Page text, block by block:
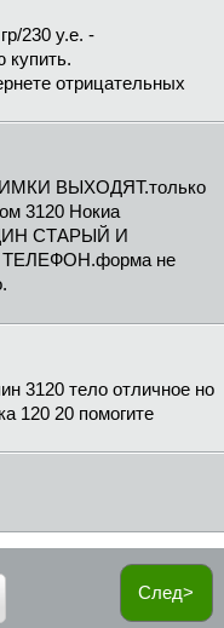
230 у.е. -
отрицательных
ВЫХОДЯТ.только
3120 Нокиа
СТАРЫЙ И
не
3120 тело отличное но
120 20 помогите
След>